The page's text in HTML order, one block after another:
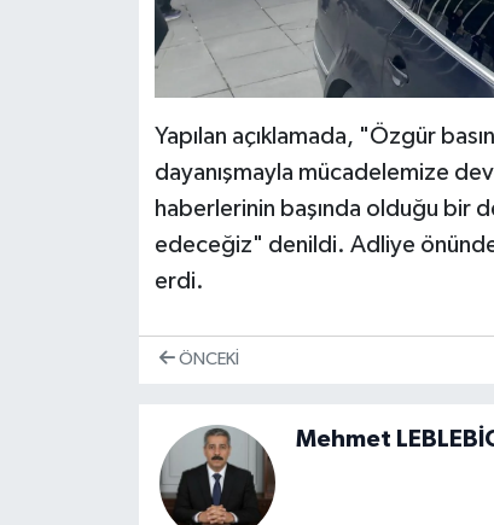
​Yapılan açıklamada, "Özgür
dayanışmayla mücadelemize
haberlerinin başında olduğu bir
edeceğiz" denildi. Adliye
erdi.
ÖNCEKI
Mehmet